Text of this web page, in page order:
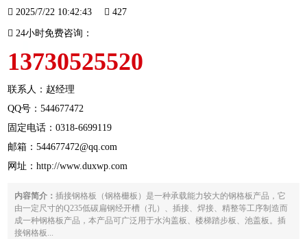
2025/7/22 10:42:43 427
24小时免费咨询：
13730525520
联系人：赵经理
QQ号：544677472
固定电话：0318-6699119
邮箱：544677472@qq.com
网址：http://www.duxwp.com
内容简介：插接钢格板（钢格栅板）是一种承载能力较大的钢格板产品，它
由一定尺寸的Q235低碳扁钢经开槽（孔）、插接、焊接、精整等工序制造而
成一种钢格板产品，本产品可广泛用于水沟盖板、楼梯踏步板、池盖板。插
接钢格板...